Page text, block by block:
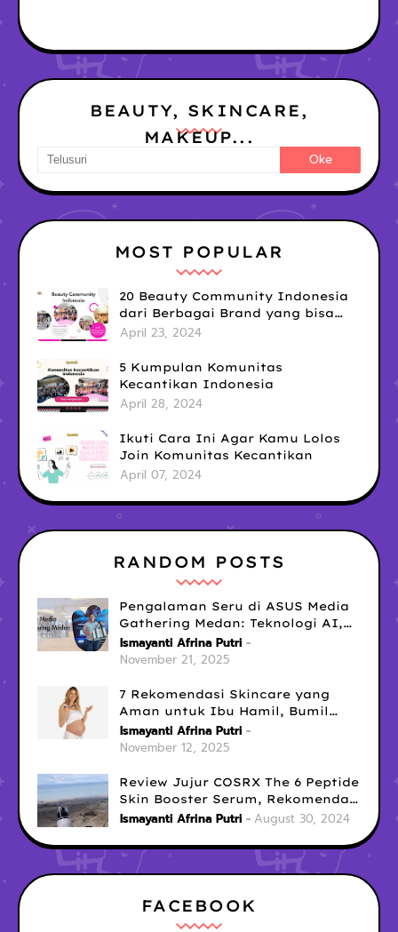
BEAUTY, SKINCARE,
MAKEUP...
MOST POPULAR
20 Beauty Community Indonesia
dari Berbagai Brand yang bisa
kamu Ikuti untuk Tingkatkan Skill
April 23, 2024
5 Kumpulan Komunitas
Kecantikan Indonesia
April 28, 2024
Ikuti Cara Ini Agar Kamu Lolos
Join Komunitas Kecantikan
April 07, 2024
RANDOM POSTS
Pengalaman Seru di ASUS Media
Gathering Medan: Teknologi AI,
Laptop Gaming No.1
Ismayanti Afrina Putri
November 21, 2025
7 Rekomendasi Skincare yang
Aman untuk Ibu Hamil, Bumil
Tetap Glowing Tanpa Cemas!
Ismayanti Afrina Putri
November 12, 2025
Review Jujur COSRX The 6 Peptide
Skin Booster Serum, Rekomendasi
Serum Penghilang Bekas Jerawat
Ismayanti Afrina Putri August 30, 2024
FACEBOOK